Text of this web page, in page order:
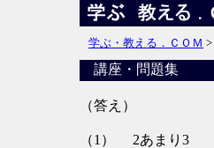
学ぶ・教える．ＣＯＭ >
講座・問題集
（答え）
（1） 2あまり3